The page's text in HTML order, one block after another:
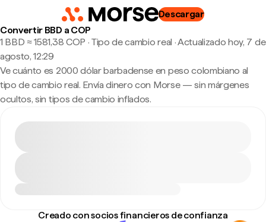
Descargar
Convertir BBD a COP
1 BBD ≈ 1581,38 COP · Tipo de cambio real ·Actualizado hoy, 7 de
agosto, 12:29
Ve cuánto es 2000 dólar barbadense en peso colombiano al
tipo de cambio real. Envía dinero con Morse — sin márgenes
ocultos, sin tipos de cambio inflados.
Creado con socios financieros de confianza